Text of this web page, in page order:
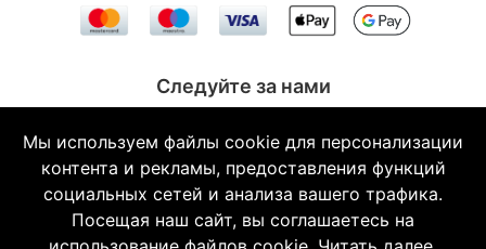
Следуйте за нами
© 2026 Topautodalas.lv Все права защищены.
Мы используем файлы cookie для персонализации
контента и рекламы, предоставления функций
социальных сетей и анализа вашего трафика.
Посещая наш сайт, вы соглашаетесь на